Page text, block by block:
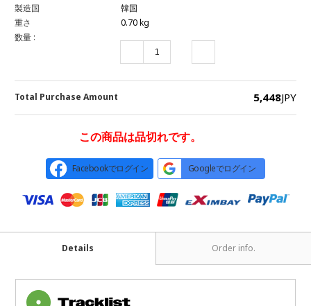
製造国
韓国
重さ
0.70 kg
数量 :
Total Purchase Amount 5,448JPY
この商品は品切れです。
Facebookでログイン Googleでログイン
Details Order info.